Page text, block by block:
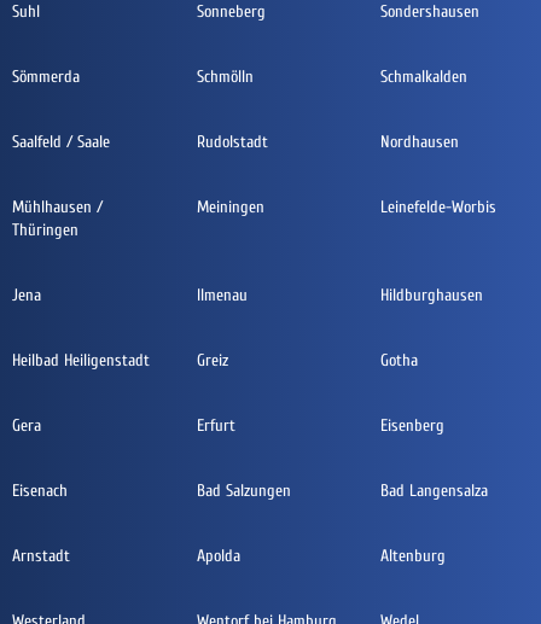
Suhl Sonneberg Sondershausen
Sömmerda Schmölln Schmalkalden
Saalfeld / Saale Rudolstadt Nordhausen
Mühlhausen /
Thüringen
Meiningen Leinefelde-Worbis
Jena Ilmenau Hildburghausen
Heilbad Heiligenstadt Greiz Gotha
Gera Erfurt Eisenberg
Eisenach Bad Salzungen Bad Langensalza
Arnstadt Apolda Altenburg